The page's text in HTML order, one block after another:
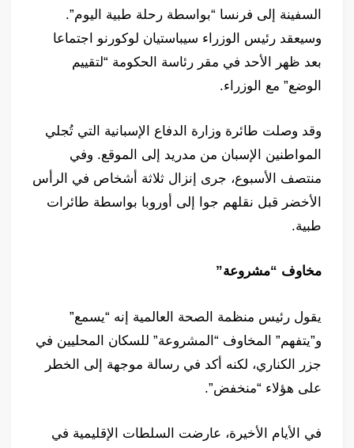
السفينة إلى فرنسا “بواسطة رحلة طبية اليوم”.
وسيعقد رئيس الوزراء سيباستيان لوكورنو اجتماعا
بعد ظهر الأحد في مقر رئاسة الحكومة “لتقييم
الوضع” مع الوزراء.
وقد وصلت طائرة وزارة الدفاع الإسبانية التي تُجلي
المواطنين الإسبان من مدريد إلى الموقع. وفي
منتصف الأسبوع، جرى إنزال ثلاثة أشخاص في الرأس
الأخضر قبل نقلهم جوا إلى أوروبا بواسطة طائرات
طبية.
مخاوف “مشروعة”
يقول رئيس منظمة الصحة العالمية إنه “يسمع”
و”يتفهم” المخاوف “المشروعة” للسكان المحليين في
جزر الكناري، لكنه أكد في رسالة موجهة إلى الخطر
على هؤلاء “منخفض”.
في الأيام الأخيرة، عارضت السلطات الإقليمية في